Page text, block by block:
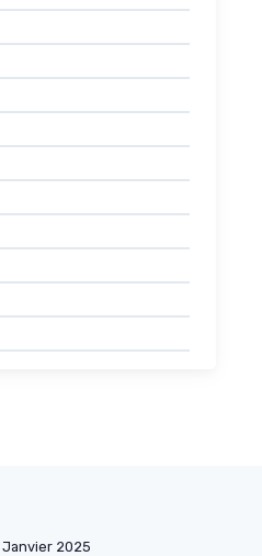
Janvier 2025